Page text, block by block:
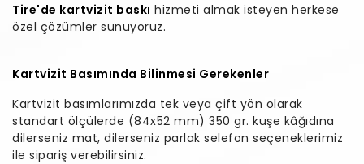
Tire'de kartvizit baskı hizmeti almak isteyen herkese
özel çözümler sunuyoruz.
Kartvizit Basımında Bilinmesi Gerekenler
Kartvizit basımlarımızda tek veya çift yön olarak
standart ölçülerde (84x52 mm) 350 gr. kuşe kâğıdına
dilerseniz mat, dilerseniz parlak selefon seçeneklerimiz
ile sipariş verebilirsiniz.